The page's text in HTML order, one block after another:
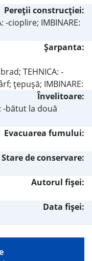
Pereţii construcţiei:
-cioplire; IMBINARE:
Şarpanta:
TEHNICA: -
ţepuşă; IMBINARE:
Învelitoare:
-bătut la două
Evacuarea fumului:
Stare de conservare:
Autorul fişei:
Data fișei: